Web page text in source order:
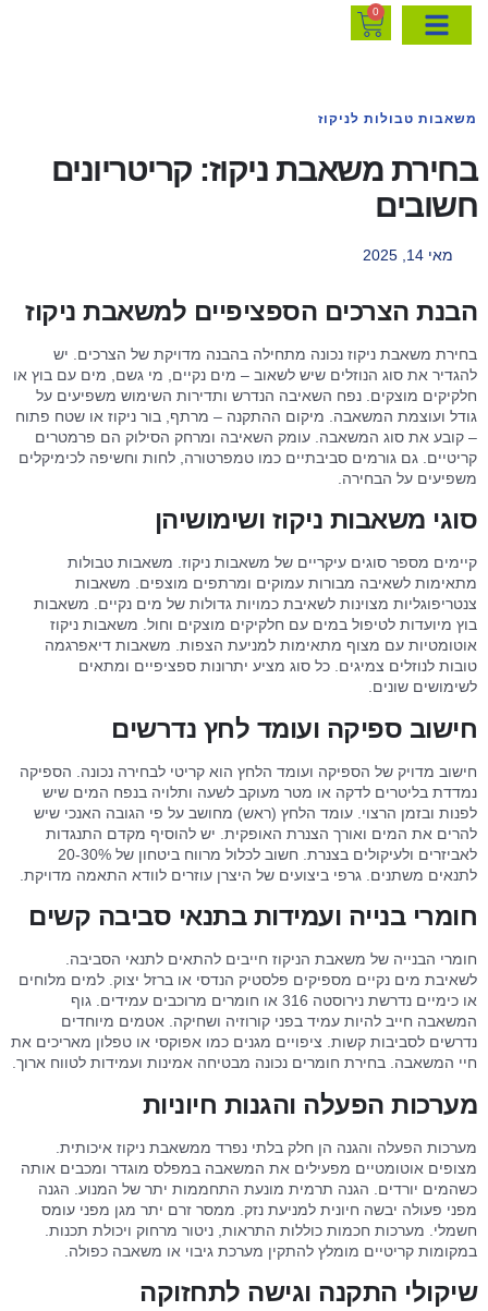
0
משאבות טבולות לניקוז
בחירת משאבת ניקוז: קריטריונים
חשובים
מאי 14, 2025
הבנת הצרכים הספציפיים למשאבת ניקוז
בחירת משאבת ניקוז נכונה מתחילה בהבנה מדויקת של הצרכים. יש
להגדיר את סוג הנוזלים שיש לשאוב – מים נקיים, מי גשם, מים עם בוץ או
חלקיקים מוצקים. נפח השאיבה הנדרש ותדירות השימוש משפיעים על
גודל ועוצמת המשאבה. מיקום ההתקנה – מרתף, בור ניקוז או שטח פתוח
– קובע את סוג המשאבה. עומק השאיבה ומרחק הסילוק הם פרמטרים
קריטיים. גם גורמים סביבתיים כמו טמפרטורה, לחות וחשיפה לכימיקלים
משפיעים על הבחירה.
סוגי משאבות ניקוז ושימושיהן
קיימים מספר סוגים עיקריים של משאבות ניקוז. משאבות טבולות
מתאימות לשאיבה מבורות עמוקים ומרתפים מוצפים. משאבות
צנטריפוגליות מצוינות לשאיבת כמויות גדולות של מים נקיים. משאבות
בוץ מיועדות לטיפול במים עם חלקיקים מוצקים וחול. משאבות ניקוז
אוטומטיות עם מצוף מתאימות למניעת הצפות. משאבות דיאפרגמה
טובות לנוזלים צמיגים. כל סוג מציע יתרונות ספציפיים ומתאים
לשימושים שונים.
חישוב ספיקה ועומד לחץ נדרשים
חישוב מדויק של הספיקה ועומד הלחץ הוא קריטי לבחירה נכונה. הספיקה
נמדדת בליטרים לדקה או מטר מעוקב לשעה ותלויה בנפח המים שיש
לפנות ובזמן הרצוי. עומד הלחץ (ראש) מחושב על פי הגובה האנכי שיש
להרים את המים ואורך הצנרת האופקית. יש להוסיף מקדם התנגדות
לאביזרים ולעיקולים בצנרת. חשוב לכלול מרווח ביטחון של 20-30%
לתנאים משתנים. גרפי ביצועים של היצרן עוזרים לוודא התאמה מדויקת.
חומרי בנייה ועמידות בתנאי סביבה קשים
חומרי הבנייה של משאבת הניקוז חייבים להתאים לתנאי הסביבה.
לשאיבת מים נקיים מספיקים פלסטיק הנדסי או ברזל יצוק. למים מלוחים
או כימיים נדרשת נירוסטה 316 או חומרים מרוכבים עמידים. גוף
המשאבה חייב להיות עמיד בפני קורוזיה ושחיקה. אטמים מיוחדים
נדרשים לסביבות קשות. ציפויים מגנים כמו אפוקסי או טפלון מאריכים את
חיי המשאבה. בחירת חומרים נכונה מבטיחה אמינות ועמידות לטווח ארוך.
מערכות הפעלה והגנות חיוניות
מערכות הפעלה והגנה הן חלק בלתי נפרד ממשאבת ניקוז איכותית.
מצופים אוטומטיים מפעילים את המשאבה במפלס מוגדר ומכבים אותה
כשהמים יורדים. הגנה תרמית מונעת התחממות יתר של המנוע. הגנה
מפני פעולה יבשה חיונית למניעת נזק. ממסר זרם יתר מגן מפני עומס
חשמלי. מערכות חכמות כוללות התראות, ניטור מרחוק ויכולת תכנות.
במקומות קריטיים מומלץ להתקין מערכת גיבוי או משאבה כפולה.
שיקולי התקנה וגישה לתחזוקה